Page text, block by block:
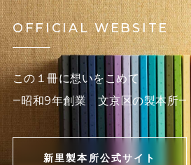
OFFICIAL WEBSITE
この１冊に想いをこめて
―昭和9年創業 文京区の製本所―
新里製本所公式サイト